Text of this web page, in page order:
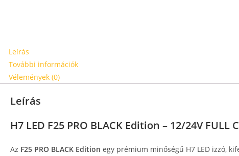
Leírás
További információk
Vélemények (0)
Leírás
H7 LED F25 PRO BLACK Edition – 12/24V FULL
Az F25 PRO BLACK Edition egy prémium minőségű H7 LED izzó,